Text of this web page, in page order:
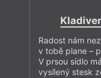
Radost nám
v tobě plane –
V prsou sídlo
vysílený stesk